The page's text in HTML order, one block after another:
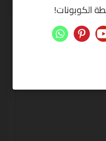
الإلزامية عليها علامة
الكوبونات!